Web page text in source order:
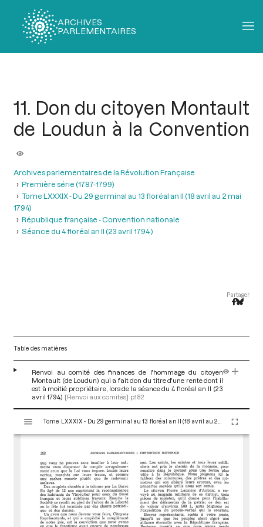
ARCHIVES
PARLEMENTAIRES
11. Don du citoyen Montault
de Loudun à la Convention
Archives parlementaires de la Révolution Française
Première série (1787-1799)
Tome LXXXIX - Du 29 germinal au 13 floréal an II (18 avril au 2 mai
1794)
République française - Convention nationale
Séance du 4 floréal an II (23 avril 1794 )
Partager
Table des matières
Renvoi au comité des finances de l'hommage du citoyen
Montault (de Loudun) qui a fait don du titre d'une rente dont il
est à moitié propriétaire, lors de la séance du 4 floréal an II (23
avril 1794) [Renvoi aux comités] p.182
s